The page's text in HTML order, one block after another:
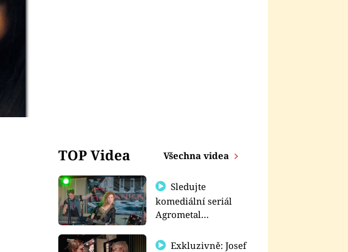
TOP Videa Všechna videa
Sledujte
komediální seriál
Agrometal
prima+
Exkluzivně: Josef